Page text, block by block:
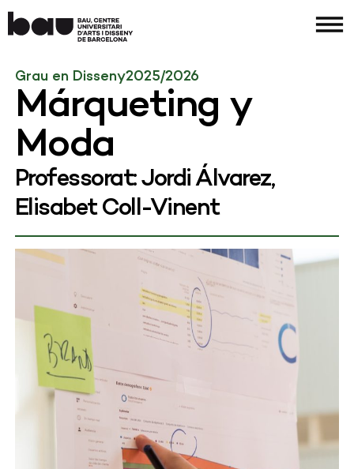
Grau en Disseny2025/2026
Márqueting y
Moda
Professorat: Jordi Álvarez,
Elisabet Coll-Vinent